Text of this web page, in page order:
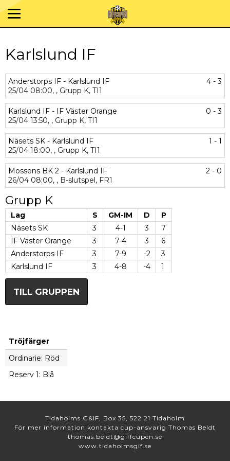
Karlslund IF
Anderstorps IF - Karlslund IF
4 - 3
25/04 08:00, , Grupp K, TI1
Karlslund IF - IF Väster Orange
0 - 3
25/04 13:50, , Grupp K, TI1
Näsets SK - Karlslund IF
1 - 1
25/04 18:00, , Grupp K, TI1
Mossens BK 2 - Karlslund IF
2 - 0
26/04 08:00, , B-slutspel, FR1
Grupp K
Lag S GM-IM D
P
Näsets SK
3 4-1 3
7
IF Väster Orange
3 7-4 3
6
Anderstorps IF
3 7-9 -2
3
Karlslund IF
3 4-8 -4 1
TILL GRUPPEN
Tröjfärger
Ordinarie: Röd
Reserv 1: Blå
Tidaholms G&IF, Box 35, 522 21 Tidaholm
För mer information kontakta cup-ansvarig Thomas Beldt
thomas.beldt@giffcupen.se
www.tidaholmsgif.se